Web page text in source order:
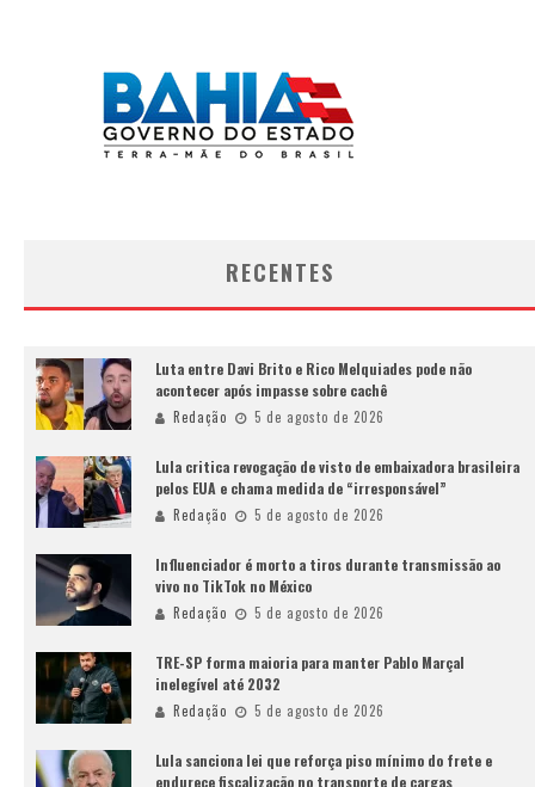
RECENTES
Luta entre Davi Brito e Rico Melquiades pode não
acontecer após impasse sobre cachê
Redação 5 de agosto de 2026
Lula critica revogação de visto de embaixadora brasileira
pelos EUA e chama medida de “irresponsável”
Redação 5 de agosto de 2026
Influenciador é morto a tiros durante transmissão ao
vivo no TikTok no México
Redação 5 de agosto de 2026
TRE-SP forma maioria para manter Pablo Marçal
inelegível até 2032
Redação 5 de agosto de 2026
Lula sanciona lei que reforça piso mínimo do frete e
endurece fiscalização no transporte de cargas